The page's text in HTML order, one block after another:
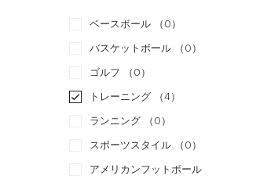
ベースボール
（0）
バスケットボール
（0）
ゴルフ
（0）
トレーニング
（4）
ランニング
（0）
スポーツスタイル
（0）
アメリカンフットボール